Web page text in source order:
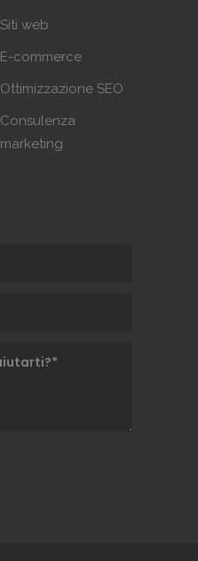
Siti web
E-commerce
Ottimizzazione SEO
Consulenza
marketing